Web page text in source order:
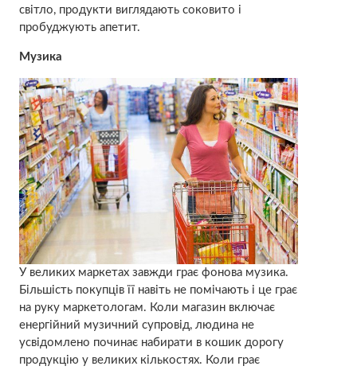
світло, продукти виглядають соковито і
пробуджують апетит.
Музика
У великих маркетах завжди грає фонова музика.
Більшість покупців її навіть не помічають і це грає
на руку маркетологам. Коли магазин включає
енергійний музичний супровід, людина не
усвідомлено починає набирати в кошик дорогу
продукцію у великих кількостях. Коли грає